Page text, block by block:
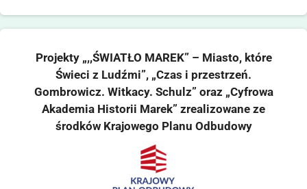
Projekty „,,ŚWIATŁO MAREK” – Miasto, które
Świeci z Ludźmi”, „Czas i przestrzeń.
Gombrowicz. Witkacy. Schulz” oraz „Cyfrowa
Akademia Historii Marek” zrealizowane ze
środków Krajowego Planu Odbudowy